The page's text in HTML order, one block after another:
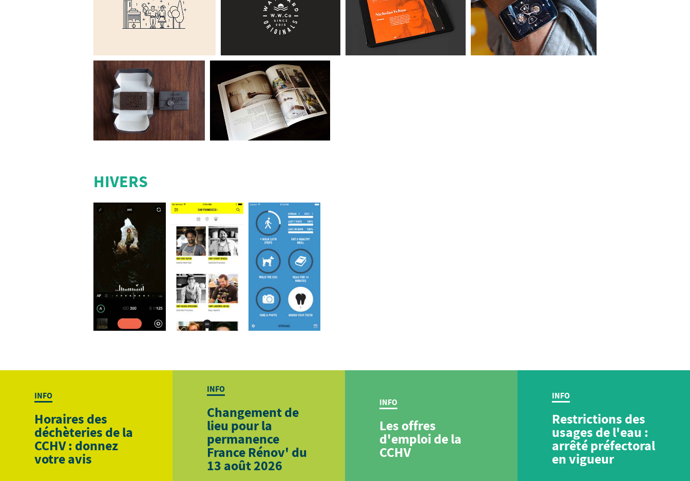
HIVERS
INFO
Horaires des
déchèteries de la
CCHV : donnez
votre avis
INFO
Changement de
lieu pour la
permanence
France Rénov' du
13 août 2026
INFO
Les offres
d'emploi de la
CCHV
INFO
Restrictions des
usages de l'eau :
arrêté préfectoral
en vigueur